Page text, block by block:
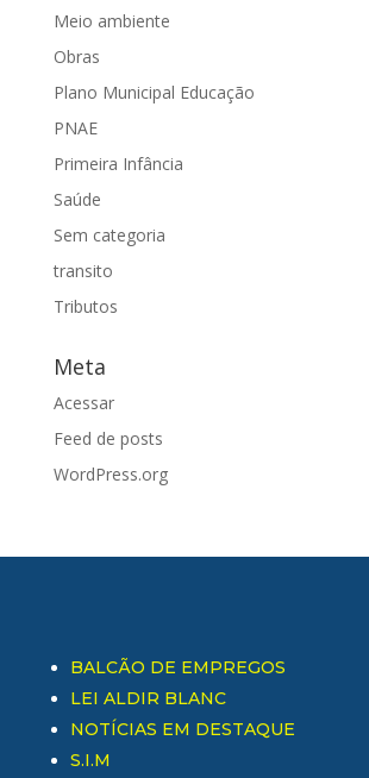
Meio ambiente
Obras
Plano Municipal Educação
PNAE
Primeira Infância
Saúde
Sem categoria
transito
Tributos
Meta
Acessar
Feed de posts
WordPress.org
BALCÃO DE EMPREGOS
LEI ALDIR BLANC
NOTÍCIAS EM DESTAQUE
S.I.M